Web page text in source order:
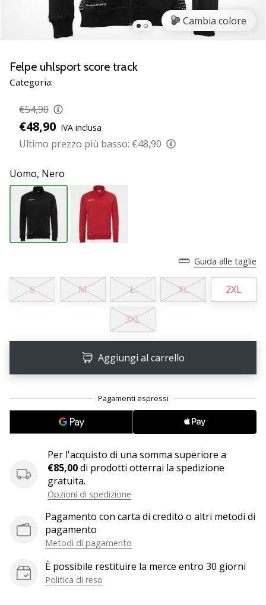
da
pallamano
PUMA
Accelerate
NITRO
SQD
5!
gli
aggiornamenti
tecnici
valuta
se
vale
25. 11. 2024
Tempo di lettura: 1 min.
Diventa
brand
WePlayHandball
tu
fanatico
dell'handball
Unisciti
a
come
Brand
Ambassador.
Cambia colore
Felpe uhlsport score track
Categoria:
€54,90
€48,90 IVA inclusa
Ultimo prezzo più basso: €48,90
Uomo, Nero
Guida alle taglie
S M L XL 2XL
3XL
Aggiungi al carrello
Per l'acquisto di una somma superiore a
€85,00di prodotti otterrai la spedizione
gratuita.
Opzioni di spedizione
Pagamento con carta di credito o altri metodi di
pagamento
Metodi di pagamento
È possibile restituire la merce entro 30 giorni
Politica di reso